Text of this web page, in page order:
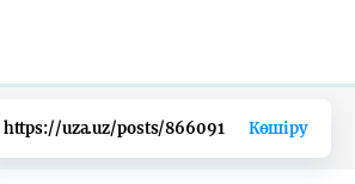
https://uza.uz/posts/866091 Көшіру